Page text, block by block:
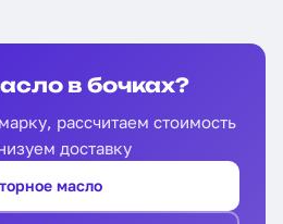
в бочках?
рассчитаем стоимость
доставку
масло